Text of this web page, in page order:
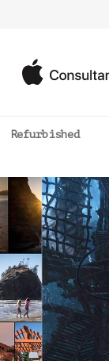
Refurbished